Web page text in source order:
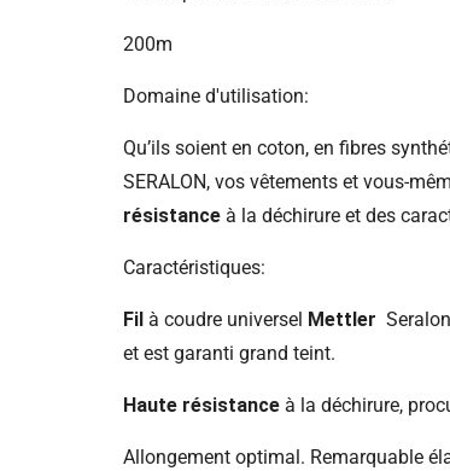
200m
Domaine d'utilisation:
Qu’ils soient en coton, en fibres
SERALON, vos vêtements et vous-
résistance à la déchirure et des
Caractéristiques:
Fil à coudre universel Mettler
et est garanti grand teint.
Haute résistance à la déchirure,
Allongement optimal. Remarquable